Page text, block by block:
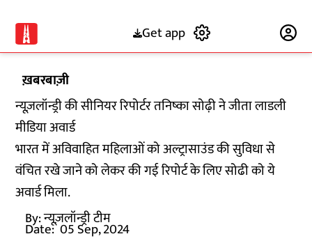
Get app
ख़बरबाज़ी
न्यूज़लॉन्ड्री की सीनियर रिपोर्टर तनिष्का सोढ़ी ने जीता लाडली
मीडिया अवार्ड
भारत में अविवाहित महिलाओं को अल्ट्रासाउंड की सुविधा से
वंचित रखे जाने को लेकर की गई रिपोर्ट के लिए सोढी को ये
अवार्ड मिला.
By:न्यूज़लॉन्ड्री टीम
Date: 05 Sep, 2024